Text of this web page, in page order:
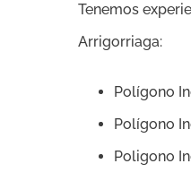
Tenemos
Arrigorriaga:
Polígono
Polígono
Poligono